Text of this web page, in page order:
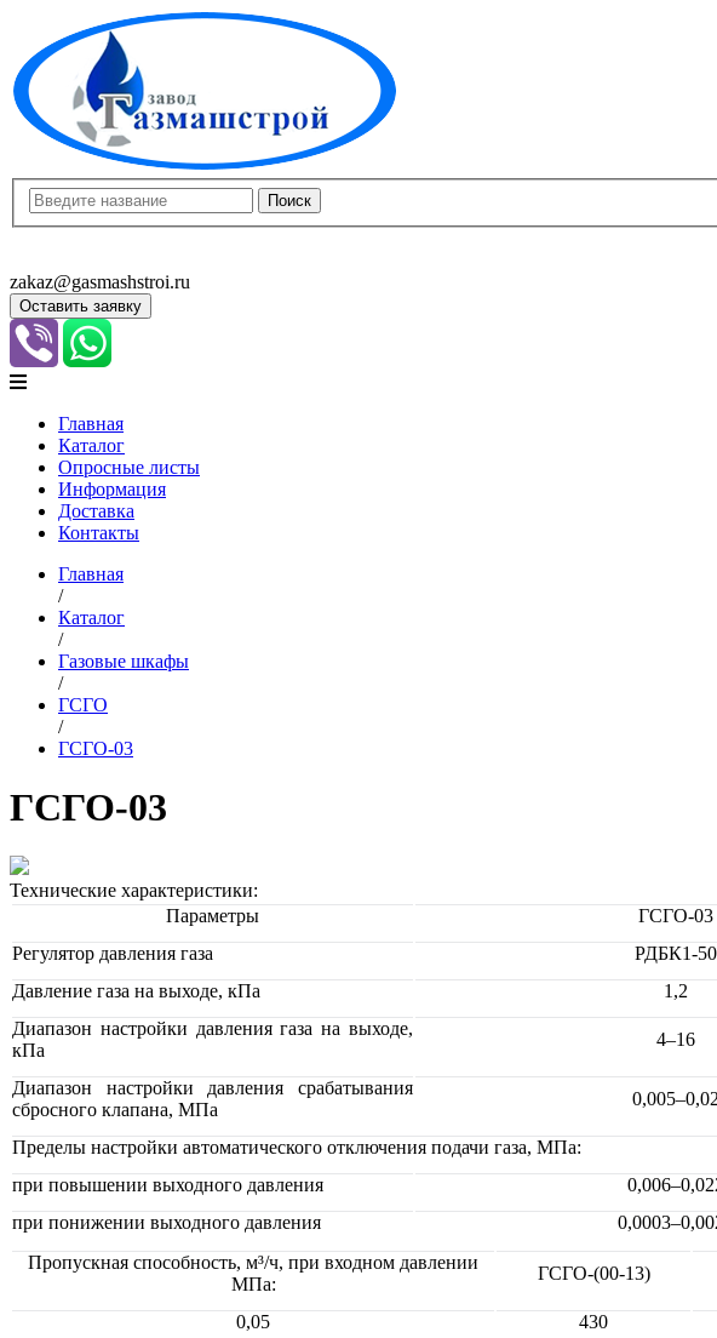
zakaz@gasmashstroi.ru
Оставить заявку
Главная
Каталог
Опросные листы
Информация
Доставка
Контакты
Главная
/
Каталог
/
Газовые шкафы
/
ГСГО
/
ГСГО-03
ГСГО-03
Технические характеристики:
Параметры
ГСГО-03
Регулятор давления газа
РДБК1-50
Давление газа на выходе, кПа
1,2
Диапазон настройки давления газа на выходе,
кПа
4–16
Диапазон настройки давления срабатывания
сбросного клапана, МПа
Пределы настройки автоматического отключения подачи газа, МПа:
при повышении выходного давления
при понижении выходного давления
Пропускная способность, м³/ч, при входном давлении
МПа:
ГСГО-(00-13)
0,05 430